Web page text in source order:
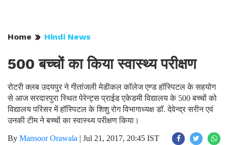
Home Hindi News
500 बच्चों का किया स्वास्थ्य परीक्षण
रोटरी क्लब उदयपुर ने गीतांजली मेडीकल कॉलेज एण्ड हॉस्पिटल के सहयोग
से आज सरदारपुरा स्थित पेरेन्ट्स प्राईड एकेडमी विद्यालय के 500 बच्चों को
विद्यालय परिसर में हॉस्पिटल के शिशु रोग विभागाध्यक्ष डॉ. देवेन्द्र सरीन एवं
उनकी टीम ने बच्चों का स्वास्थ्य परीक्षण किया।
By Mansoor Orawala | Jul 21, 2017, 20:45 IST